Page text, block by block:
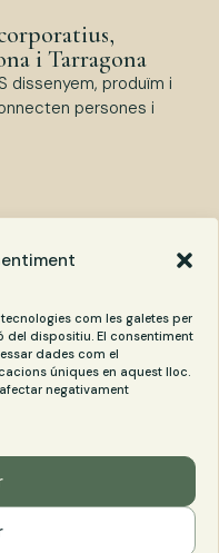
com les galetes per
dispositiu. El consentiment
dades com el
úniques en aquest lloc.
negativament
i Tarragona
dissenyem, produïm i
persones i
cookies